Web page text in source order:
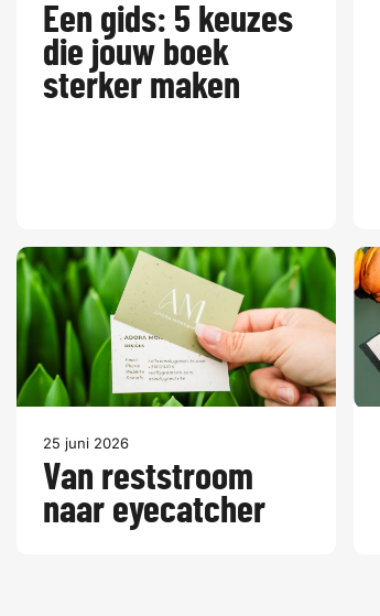
Een gids: 5 keuzes
die jouw boek
sterker maken
25 juni 2026
Van reststroom
naar eyecatcher